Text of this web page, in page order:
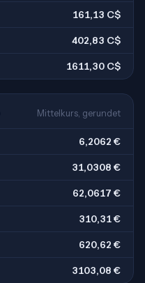
161,13 C$
402,83 C$
1611,30 C$
Mittelkurs, gerundet
6,2062 €
31,0308 €
62,0617 €
310,31 €
620,62 €
3103,08 €